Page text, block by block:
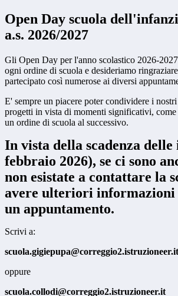
Open Day scuola
a.s. 2026/2027
Gli Open Day per l'anno scolastico 2026-
ogni ordine di scuola e desideriamo
partecipato così numerose ai diversi
E' sempre un piacere poter condividere i
progetti in vista di momenti significativi, come
un ordine di scuola al successivo.
In vista della scadenza
febbraio 2026), se ci sono
non esistate a contattare la
avere ulteriori informazioni
un appuntamento.
Scrivi a:
scuola.gigiepupa@correggio2.istruzioneer.it
oppure
scuola.collodi@correggio2.istruzioneer.it